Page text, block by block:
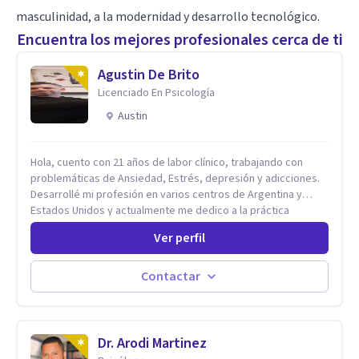
masculinidad, a la modernidad y desarrollo tecnológico.
Encuentra los mejores profesionales cerca de ti
Agustin De Brito
Licenciado En Psicología
Austin
Hola, cuento con 21 años de labor clínico, trabajando con
problemáticas de Ansiedad, Estrés, depresión y adicciones.
Desarrollé mi profesión en varios centros de Argentina y
Estados Unidos y actualmente me dedico a la práctica
privada. Utilizo terapias cognitivas conductuales basadas en
evidencia científica con comprobados resultados. Los
objetivos terapéuticos están centrados en brindar
herramientas concretas para el cambio, que permitan
desarrollar nuevas habilidades y estrategias basadas en la
Ver perfil
Contactar
Dr. Arodi Martinez